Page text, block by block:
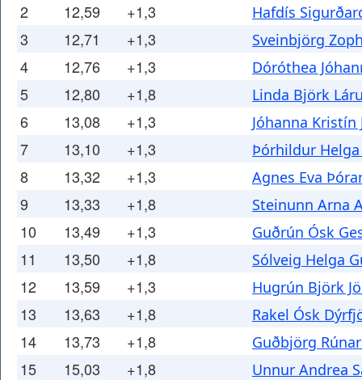
2 12,59 +1,3 Hafdís
3 12,71 +1,3 Sveinbjörg
4 12,76 +1,3 Dóróthea
5 12,80 +1,8 Linda Björk
6 13,08 +1,3 Jóhanna
7 13,10 +1,3 Þórhildur
8 13,32 +1,3 Agnes Eva
9 13,33 +1,8 Steinunn Arna
10 13,49 +1,3 Guðrún Ósk
11 13,50 +1,8 Sólveig Helga
12 13,59 +1,3 Hugrún Björk
13 13,63 +1,8 Rakel Ósk
14 13,73 +1,8 Guðbjörg
15 15,03 +1,8 Unnur Andrea